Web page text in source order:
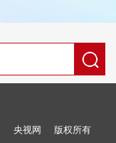
央视网 版权所有